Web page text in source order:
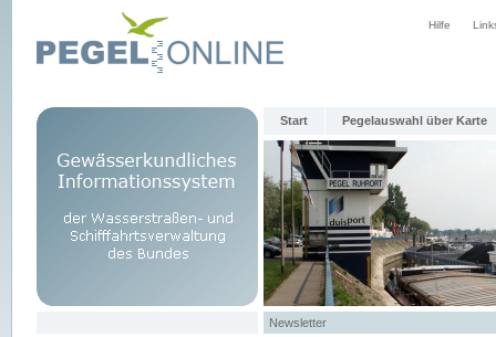
Hilfe
Start Pegelauswahl über Karte
Newsletter